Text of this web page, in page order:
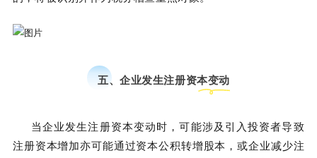
五、企业发生注册资本变动
当企业发生注册资本变动时，可能涉及引入投资者导致
注册资本增加亦可能通过资本公积转增股本，或企业减少注